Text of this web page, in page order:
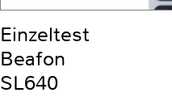
Einzeltest
Beafon
SL640